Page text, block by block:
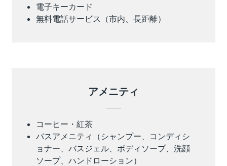
電子キーカード
無料電話サービス（市内、長距離）
アメニティ
コーヒー・紅茶
バスアメニティ（シャンプー、コンディシ
ョナー、バスジェル、ボディソープ、洗顔
ソープ、ハンドローション）